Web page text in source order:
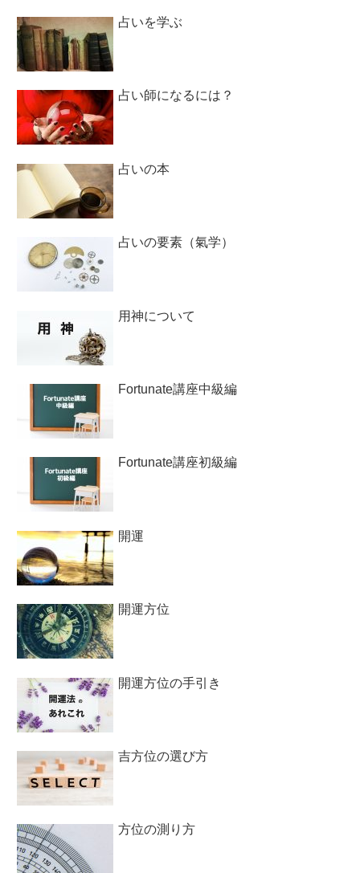
占いを学ぶ
占い師になるには？
占いの本
占いの要素（氣学）
用神について
Fortunate講座中級編
Fortunate講座初級編
開運
開運方位
開運方位の手引き
吉方位の選び方
方位の測り方